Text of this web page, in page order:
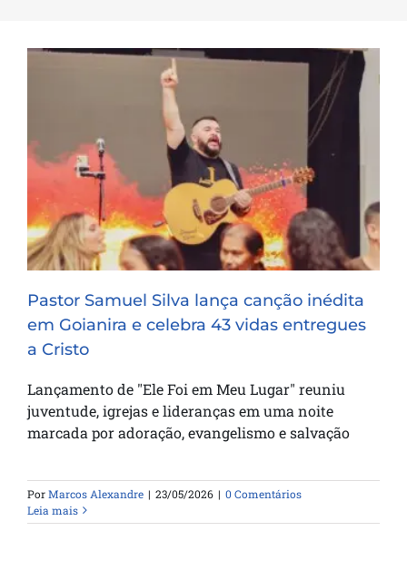
Pastor Samuel Silva lança canção inédita
em Goianira e celebra 43 vidas entregues
a Cristo
Pastor Samuel Silva lança canção inédita
em Goianira e celebra 43 vidas entregues
a Cristo
Lançamento de "Ele Foi em Meu Lugar" reuniu
juventude, igrejas e lideranças em uma noite
marcada por adoração, evangelismo e salvação
PorMarcos Alexandre | 23/05/2026 | 0 Comentários
Leia mais